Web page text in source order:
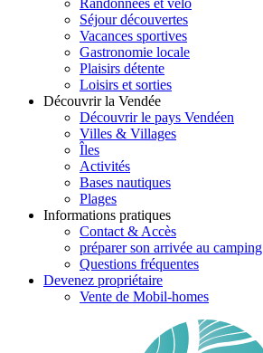
Randonnées et vélo
Séjour découvertes
Vacances sportives
Gastronomie locale
Plaisirs détente
Loisirs et sorties
Découvrir la Vendée
Découvrir le pays Vendéen
Villes & Villages
Îles
Activités
Bases nautiques
Plages
Informations pratiques
Contact & Accès
préparer son arrivée au camping
Questions fréquentes
Devenez propriétaire
Vente de Mobil-homes